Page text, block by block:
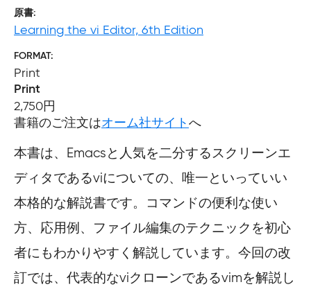
原書
Learning the vi Editor, 6th Edition
FORMAT
Print
Print
2,750円
書籍のご注文はオーム社サイトへ
本書は、Emacsと人気を二分するスクリーンエ
ディタであるviについての、唯一といっていい
本格的な解説書です。コマンドの便利な使い
方、応用例、ファイル編集のテクニックを初心
者にもわかりやすく解説しています。今回の改
訂では、代表的なviクローンであるvimを解説し